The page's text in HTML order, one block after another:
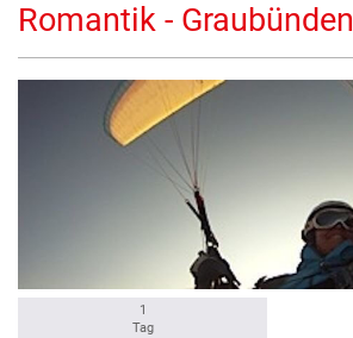
Romantik - Graubünden
1
Tag